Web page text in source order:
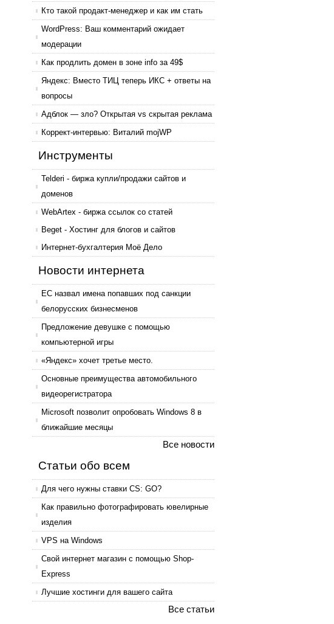
Кто такой продакт-менеджер и как им стать
WordPress: Ваш комментарий ожидает
модерации
Как продлить домен в зоне info за 49$
Яндекс: Вместо ТИЦ теперь ИКС + ответы на
вопросы
Адблок — зло? Открытая vs скрытая реклама
Коррект-интервью: Виталий mojWP
Инструменты
Telderi - биржа купли/продажи сайтов и
доменов
WebArtex - биржа ссылок со статей
Beget - Хостинг для блогов и сайтов
Интернет-бухгалтерия Моё Дело
Новости интернета
ЕС назвал имена попавших под санкции
белорусских бизнесменов
Предложение девушке с помощью
компьютерной игры
«Яндекс» хочет третье место.
Основные преимущества автомобильного
видеорегистратора
Microsoft позволит опробовать Windows 8 в
ближайшие месяцы
Все новости
Статьи обо всем
Для чего нужны ставки CS: GO?
Как правильно фотографировать ювелирные
изделия
VPS на Windows
Свой интернет магазин с помощью Shop-
Express
Лучшие хостинги для вашего сайта
Все статьи